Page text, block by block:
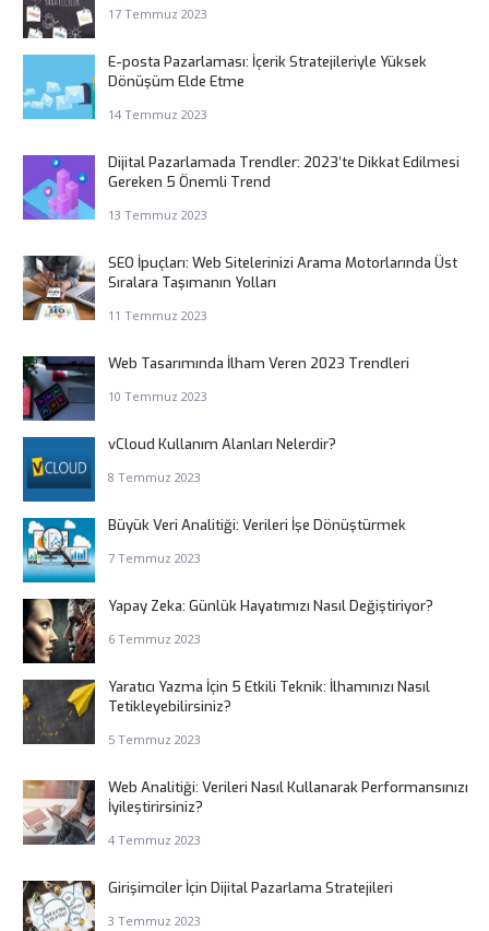
17 Temmuz 2023
E-posta Pazarlaması: İçerik Stratejileriyle Yüksek
Dönüşüm Elde Etme
14 Temmuz 2023
Dijital Pazarlamada Trendler: 2023’te Dikkat Edilmesi
Gereken 5 Önemli Trend
13 Temmuz 2023
SEO İpuçları: Web Sitelerinizi Arama Motorlarında Üst
Sıralara Taşımanın Yolları
11 Temmuz 2023
Web Tasarımında İlham Veren 2023 Trendleri
10 Temmuz 2023
vCloud Kullanım Alanları Nelerdir?
8 Temmuz 2023
Büyük Veri Analitiği: Verileri İşe Dönüştürmek
7 Temmuz 2023
Yapay Zeka: Günlük Hayatımızı Nasıl Değiştiriyor?
6 Temmuz 2023
Yaratıcı Yazma İçin 5 Etkili Teknik: İlhamınızı Nasıl
Tetikleyebilirsiniz?
5 Temmuz 2023
Web Analitiği: Verileri Nasıl Kullanarak Performansınızı
İyileştirirsiniz?
4 Temmuz 2023
Girişimciler İçin Dijital Pazarlama Stratejileri
3 Temmuz 2023